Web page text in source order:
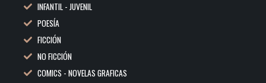
INFANTIL - JUVENIL
POESÍA
FICCIÓN
NO FICCIÓN
COMICS - NOVELAS GRAFICAS